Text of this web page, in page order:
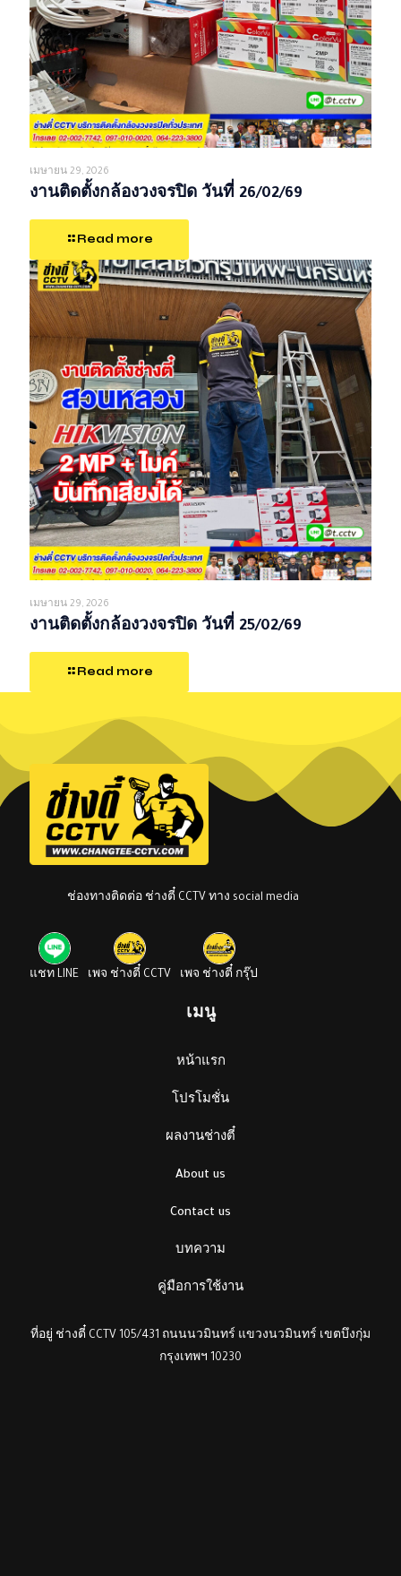
เมษายน 29, 2026
งานติดตั้งกล้องวงจรปิด วันที่ 26/02/69
Read more
เมษายน 29, 2026
งานติดตั้งกล้องวงจรปิด วันที่ 25/02/69
Read more
ช่องทางติดต่อ ช่างตี๋ CCTV ทาง social media
แชท LINE เพจ ช่างตี๋ CCTV เพจ ช่างตี๋ กรุ๊ป
เมนู
หน้าแรก
โปรโมชั่น
ผลงานช่างตี๋
About us
Contact us
บทความ
คู่มือการใช้งาน
ที่อยู่ ช่างตี๋ CCTV 105/431 ถนนนวมินทร์ แขวงนวมินทร์ เขตบึงกุ่ม
กรุงเทพฯ 10230